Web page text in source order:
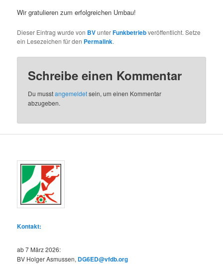
Wir gratulieren zum erfolgreichen Umbau!
Dieser Eintrag wurde von BVunterFunkbetriebveröffentlicht. Setze
ein Lesezeichen für den Permalink.
Schreibe einen Kommentar
Du musstangemeldetsein, um einen Kommentar
abzugeben.
Kontakt:
ab 7 März 2026:
BV Holger Asmussen, DG6ED@vfdb.org